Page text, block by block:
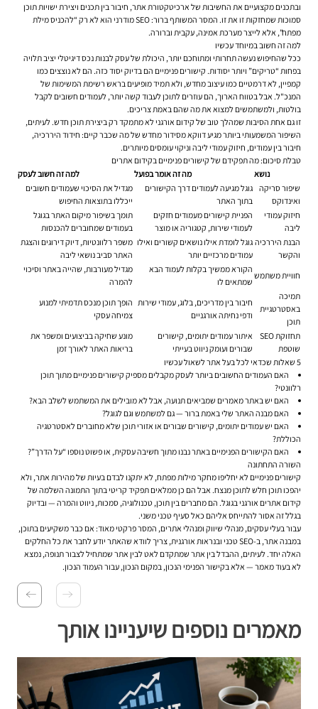
ובתכנים מקצועיים את החשיבות של ארכיטקטורת אתר, חיבור בין תכנים ויצירת ישויות תוכן
סמוכות שמחזקות זו את זו. המסר המשותף ברור: SEO מודרני הוא לא רק “להכניס מילת
מפתח”, אלא לייצר מערכת אמינה, עקבית וברורה.
למה זה חשוב במיוחד עכשיו
ככל שהחיפוש נעשה תחרותי ומתוחכם יותר, היכולת של עסק לבנות נכס דיגיטלי יציב תלויה
בפחות “טריקים” ויותר יסודות. קישורים פנימיים הם בדיוק יסוד כזה. הם לא נוצצים כמו
קמפיין, לא דרמטיים כמו עיצוב מחדש, ולא תמיד מופיעים בראש רשימת המשימות של
המנכ"ל. אבל בטווח הארוך, הם עוזרים לתוכן לעבוד קשה יותר, לעמודים חשובים לקבל
בולטות, ולמשתמשים למצוא את מה שהם באמת צריכים.
זו גם אחת הסיבות שמהלך טוב של קידום אורגני לא מתמקד רק ביצירת תוכן חדש. לעיתים,
השיפור המשמעותי ביותר מגיע דווקא מסידור מחדש של מה שכבר קיים: חידוד היררכיה,
חיבור בין עמודים, חיזוק עמודי ליבה וניקוי עומסים מיותרים.
טבלת סיכום: מה תפקידם של קישורים פנימיים בקידום אתרים
נושא
מה זה אומר בפועל
למה זה חשוב לעסק
שיפור סריקה
ואינדוקס
גוגל מגיעה לעמודים דרך הקישורים
בתוך האתר
מגדיל את הסיכוי שעמודים חשובים
ייכללו בתוצאות החיפוש
חיזוק עמודי
ליבה
הפניית קישורים מעמודים חזקים
לעמודי שירות, קטגוריה או מוצר
תומך בשיפור מיקום האתר בגוגל
בעמודים שמחוברים להכנסות
הבנת היררכיה
והקשר
גוגל לומדת אילו נושאים קשורים ואילו
עמודים מרכזיים יותר
משפר רלוונטיות, דיוק דירוגים והצגת
האתר סביב נושאי ליבה
חוויית משתמש
הקורא ממשיך בקלות לעמוד הבא
שמתאים לו
מגדיל מעורבות, שהייה באתר וסיכוי
להמרה
תמיכה
באסטרטגיית
תוכן
חיבור בין מדריכים, בלוג, עמודי שירות
ודפי נחיתה אורגניים
הופך תוכן מנכס תדמיתי למנוע
צמיחה עסקי
תחזוקת SEO
שוטפת
איתור עמודים יתומים, קישורים
שבורים ועומק ניווט בעייתי
מונע שחיקה בביצועים ומשפר את
בריאות האתר לאורך זמן
5 שאלות שכדאי לכל בעל אתר לשאול עכשיו
האם העמודים החשובים ביותר לעסק מקבלים מספיק קישורים פנימיים מתוך תוכן
רלוונטי?
האם יש באתר מאמרים שמביאים תנועה, אבל לא מובילים את המשתמש לשלב הבא?
האם מבנה האתר שלי באמת ברור — גם למשתמש וגם לגוגל?
האם יש עמודים יתומים, קישורים שבורים או אזורי תוכן שלא מחוברים לאסטרטגיה
הכוללת?
האם הקישורים הפנימיים באתר נבנו מתוך חשיבה עסקית, או פשוט נוספו “על הדרך”?
השורה התחתונה
קישורים פנימיים לא יחליפו מחקר מילות מפתח, לא יתקנו לבדם בעיות של מהירות אתר, ולא
יהפכו תוכן חלש לתוכן מנצח. אבל הם כן ממלאים תפקיד קריטי בתוך התמונה השלמה של
קידום אתרים אורגני בגוגל. הם מחברים בין תוכן, טכנולוגיה, סמכות, ניווט והמרה — ובדיוק
בגלל זה אסור להתייחס אליהם כאל סעיף טכני משני.
עבור בעלי עסקים, מנהלי שיווק ומנהלי אתרים, המסר פרקטי מאוד: אם כבר משקיעים בתוכן,
במבנה אתר, ב-SEO טכני ובנראות אורגנית, צריך לוודא שהאתר יודע לחבר את כל החלקים
האלה יחד. לעיתים, ההבדל בין אתר שמתקדם לאט לבין אתר שמתחיל לצבור תנופה, נמצא
לא בעוד מאמר — אלא בקישור הפנימי הנכון, במקום הנכון, עבור העמוד הנכון.
מאמרים נוספים שיעניינו אותך